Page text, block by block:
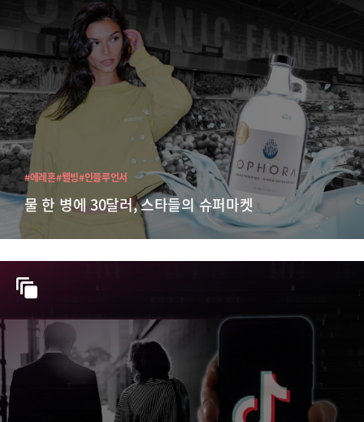
물 한 병에 30달러, 스타들의 슈퍼마켓
#에레혼#웰빙#인플루언서